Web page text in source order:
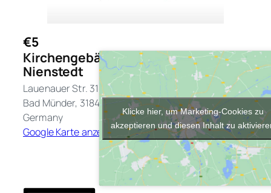
€5
Kirchengebäude
Nienstedt
Lauenauer Str. 31
Bad Münder, 31848
Germany
Google Karte anzeigen
Klicke hier, um Marketing-Cookies zu
akzeptieren und diesen Inhalt zu